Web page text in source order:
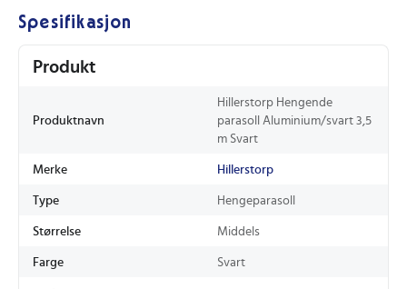
Spesifikasjon
Produkt
Produktnavn
Hillerstorp Hengende
parasoll Aluminium/svart 3,5
m Svart
Merke Hillerstorp
Type Hengeparasoll
Størrelse Middels
Farge Svart